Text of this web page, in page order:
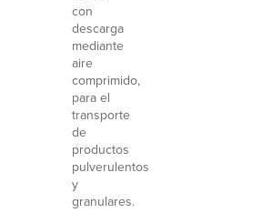
con
descarga
mediante
aire
comprimido,
para el
transporte
de
productos
pulverulentos
y
granulares.